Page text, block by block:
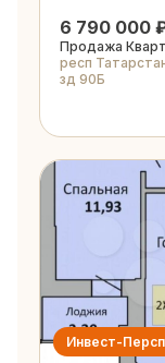
6 790 000
Продажа
респ
зд 90Б
Инвест-